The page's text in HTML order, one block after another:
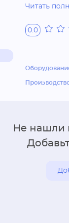
Более 30
Читать
0.0
Не нашли